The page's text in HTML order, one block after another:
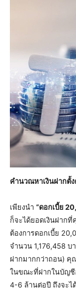
คำนวณหาเงินฝากตั้
เพียงนำ “ดอกเบี้ย
ก็จะได้ยอดเงินฝาก
ต้องการดอกเบี้ย
จำนวน 1,176,458 บ
ฝากมากกว่าถอน) คุ
ในขณะที่ฝากในบัญชี
4-6 ล้านต่อปี ถึงจะ